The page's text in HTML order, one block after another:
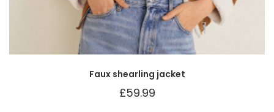
Faux shearling jacket
£59.99